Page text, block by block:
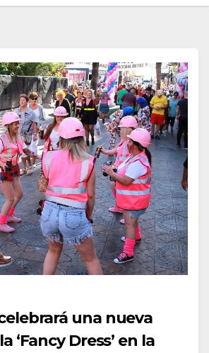
una nueva
‘Fancy Dress’ en la